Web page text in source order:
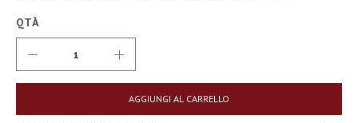
QTÀ
AGGIUNGI AL CARRELLO